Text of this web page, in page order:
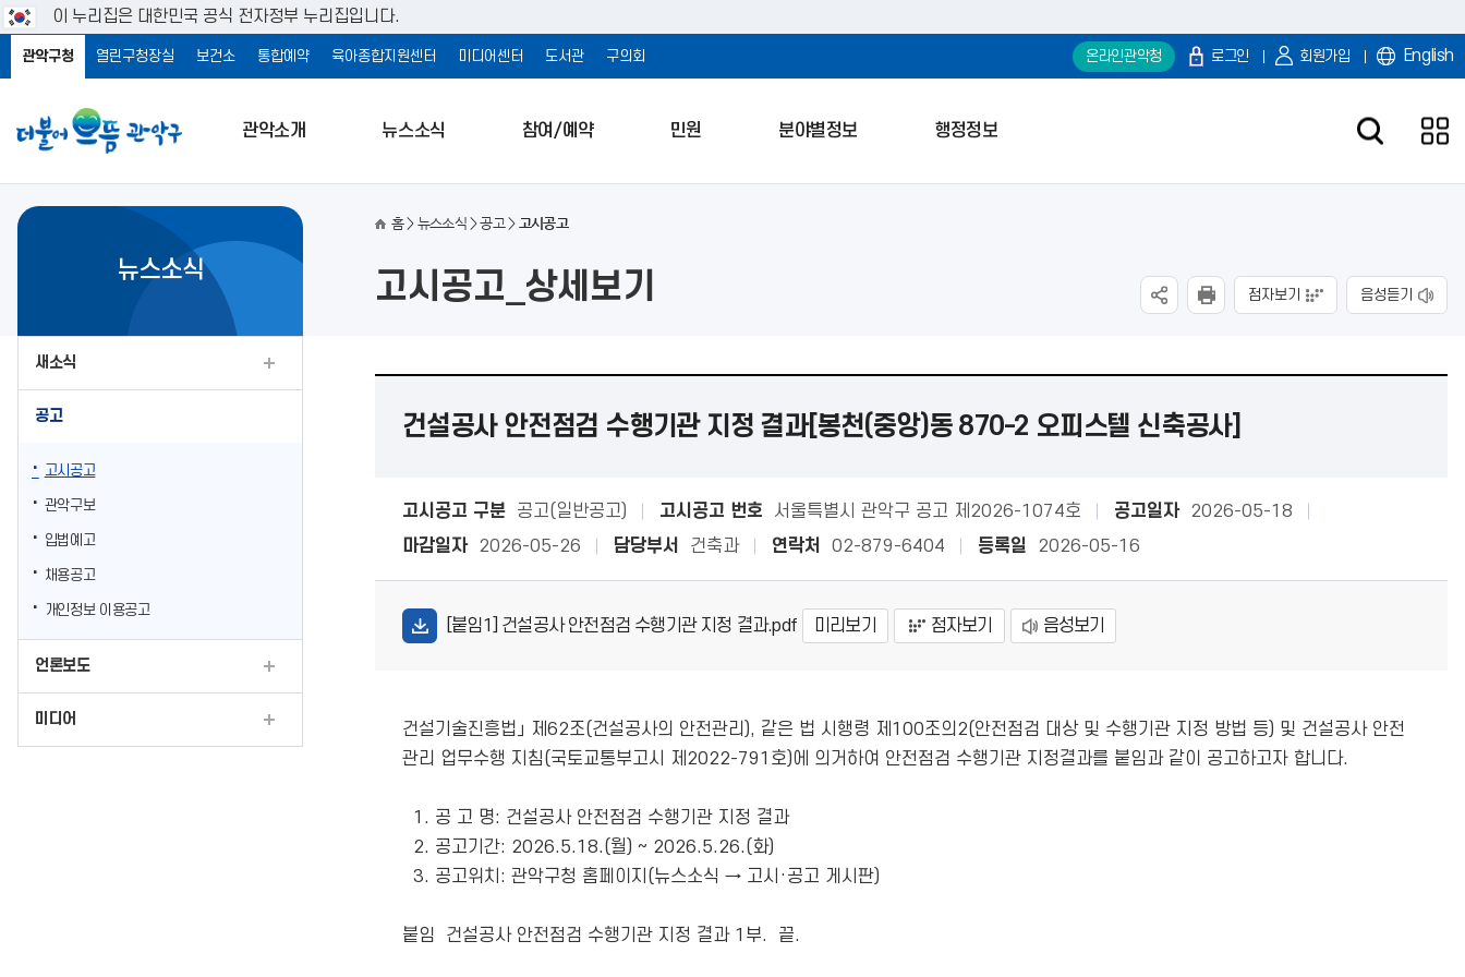
이 누리집은 대한민국 공식 전자정부 누리집입니다.
관악구청 열린구청장실 보건소 통합예약 육아종합지원센터 미디어센터 도서관 구의회 온라인관악청 로그인 회원가입 English
관악소개 뉴스소식 참여/예약 민원 분야별정보 행정정보
뉴스소식
새소식
공고
고시공고
관악구보
입법예고
채용공고
개인정보 이용공고
언론보도
미디어
홈 뉴스소식 공고 고시공고
고시공고_상세보기 점자보기 음성듣기
건설공사 안전점검 수행기관 지정 결과[봉천(중앙)동 870-2 오피스텔 신축공사]
고시공고 구분 공고(일반공고) 고시공고 번호 서울특별시 관악구 공고 제2026-1074호 공고일자
2026-05-18
마감일자
2026-05-26 담당부서 건축과 연락처 02-879-6404 등록일 2026-05-16
[붙임1] 건설공사 안전점검 수행기관 지정 결과.pdf 미리보기 점자보기 음성보기
건설기술진흥법」 제62조(건설공사의 안전관리), 같은 법 시행령 제100조의2(안전점검 대상 및 수행기관 지정 방법 등) 및 건설공사 안전
관리 업무수행 지침(국토교통부고시 제2022-791호)에 의거하여 안전점검 수행기관 지정결과를 붙임과 같이 공고하고자 합니다.
붙임  건설공사 안전점검 수행기관 지정 결과 1부.  끝.